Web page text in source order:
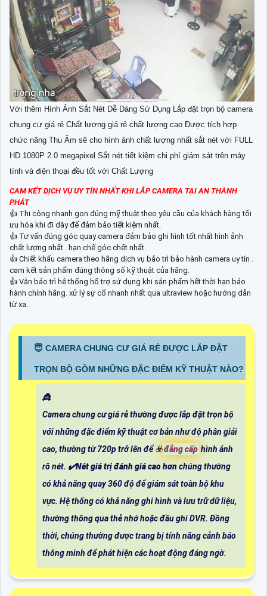
Với thêm Hình Ảnh Sắt Nét Dễ Dàng Sử Dụng Lắp đặt trọn bộ camera
chung cư giá rẻ Chất lượng giá rẻ chất lượng cao Được tích hợp
chức năng Thu Âm sẽ cho hình ảnh chất lượng nhất sắt nét với FULL
HD 1080P 2.0 megapixel Sắt nét tiết kiệm chi phí giám sát trên máy
tính và điện thoại đều tốt với Chất Lượng
CAM KẾT DỊCH VỤ UY TÍN NHẤT KHI LẮP CAMERA TẠI AN THÀNH
PHÁT
👍 Thi công nhanh gọn đúng mỹ thuật theo yêu cầu của khách hàng tối
ưu hóa khi đi dây để đảm bảo tiết kiệm nhất.
👍 Tư vấn đúng góc quay camera đảm bảo ghi hình tốt nhất hình ảnh
chất lượng nhất . hạn chế góc chết nhất.
👍 Chiết khấu camera theo hãng dịch vụ bảo trì bảo hành camera uy tín .
cam kết sản phẩm đúng thông số kỹ thuật của hãng.
👍 Vẫn bảo trì hệ thống hổ trợ sử dụng khi sản phẩm hết thời hạn bảo
hành chính hãng. xử lý sự cố nhanh nhất qua ultraview hoặc hướng dẫn
từ xa.
😇 CAMERA CHUNG CƯ GIÁ RẺ ĐƯỢC LẮP ĐẶT
TRỌN BỘ GỒM NHỮNG ĐẶC ĐIỂM KỸ THUẬT NÀO?
👸
Camera chung cư giá rẻ thường được lắp đặt trọn bộ
với những đặc điểm kỹ thuật cơ bản như độ phân giải
cao, thường từ 720p trở lên để ☣️đẳng cấp hình ảnh
rõ nét. ✔️Nét giá trị đánh giá cao hơnchúng thường
có khả năng quay 360 độ để giám sát toàn bộ khu
vực. Hệ thống có khả năng ghi hình và lưu trữ dữ liệu,
thường thông qua thẻ nhớ hoặc đầu ghi DVR. Đồng
thời, chúng thường được trang bị tính năng cảnh báo
thông minh để phát hiện các hoạt động đáng ngờ.